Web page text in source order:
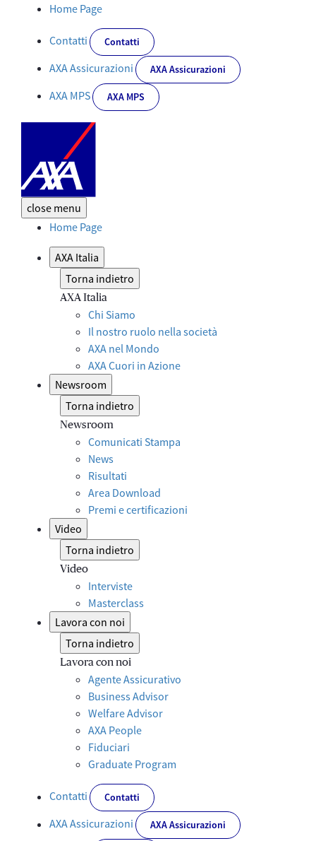
Premio Tesi di Laurea Sandro Salvati - Corporate
Home Page
Contatti Contatti
AXA Assicurazioni AXA Assicurazioni
AXA MPS AXA MPS
close menu
Home Page
AXA Italia
Torna indietro
AXA Italia
Chi Siamo
Il nostro ruolo nella società
AXA nel Mondo
AXA Cuori in Azione
Newsroom
Torna indietro
Newsroom
Comunicati Stampa
News
Risultati
Area Download
Premi e certificazioni
Video
Torna indietro
Video
Interviste
Masterclass
Lavora con noi
Torna indietro
Lavora con noi
Agente Assicurativo
Business Advisor
Welfare Advisor
AXA People
Fiduciari
Graduate Program
Contatti Contatti
AXA Assicurazioni AXA Assicurazioni